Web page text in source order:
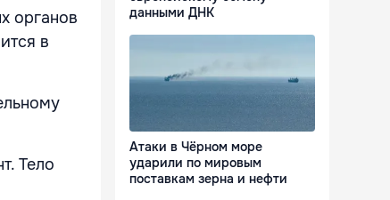
органов
в
Тело
данными ДНК
Атаки в Чёрном море
ударили по мировым
поставкам зерна и нефти